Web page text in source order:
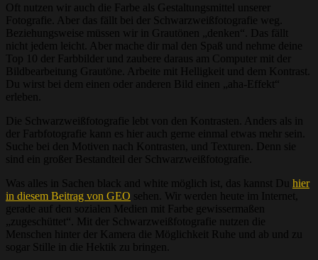
Oft nutzen wir auch die Farbe als Gestaltungsmittel unserer
Fotografie. Aber das fällt bei der Schwarzweißfotografie weg.
Beziehungsweise müssen wir in Grautönen „denken“. Das fällt
nicht jedem leicht. Aber mache dir mal den Spaß und nehme deine
Top 10 der Farbbilder und zaubere daraus am Computer mit der
Bildbearbeitung Grautöne. Arbeite mit Helligkeit und dem Kontrast.
Du wirst bei dem einen oder anderen Bild einen „aha-Effekt“
erleben.
Die Schwarzweißfotografie lebt von den Kontrasten. Anders als in
der Farbfotografie kann es hier auch gerne einmal etwas mehr sein.
Suche bei den Motiven nach Kontrasten, und Texturen. Denn sie
sind ein großer Bestandteil der Schwarzweißfotografie.
Was alles in Sachen black and white möglich ist, das kannst Du hier
in diesem Beitrag von GEO sehen. Wir werden heute im Internet,
gerade auf den sozialen Medien mit Farbe gewissermaßen
„zugeschüttet“. Mit der Schwarzweißfotografie nutzen die
Menschen hinter der Kamera die Möglichkeit Ruhe und ab und zu
sogar Stille in die Hektik zu bringen.